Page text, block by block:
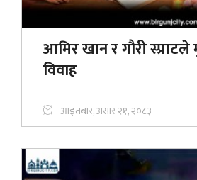
आमिर खान र गौरी
विवाह
आइतबार, असार २१, २०८३